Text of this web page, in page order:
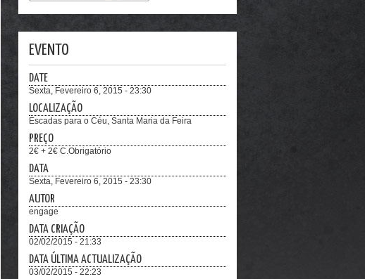
EVENTO
DATE
Sexta, Fevereiro 6, 2015 - 23:30
LOCALIZAÇÃO
Escadas para o Céu, Santa Maria da Feira
PREÇO
2€ + 2€ C.Obrigatório
DATA
Sexta, Fevereiro 6, 2015 - 23:30
AUTOR
engage
DATA CRIAÇÃO
02/02/2015 - 21:33
DATA ÚLTIMA ACTUALIZAÇÃO
03/02/2015 - 22:23